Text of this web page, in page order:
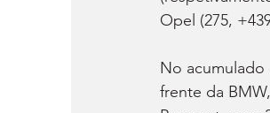
Opel (275,
No acumulado
frente da